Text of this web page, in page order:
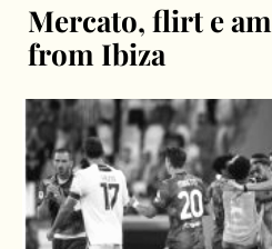
Mercato, flirt e
from Ibiza